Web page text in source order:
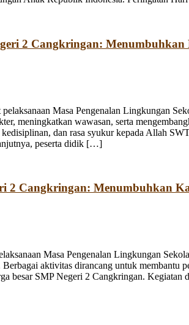
2 Cangkringan:
Masa Pengenalan Lingkungan
meningkatkan wawasan, serta
dan rasa syukur kepada Allah
peserta didik […]
2 Cangkringan: Menumbuhkan
Masa Pengenalan Lingkungan
aktivitas dirancang untuk membantu
besar SMP Negeri 2 Cangkringan.